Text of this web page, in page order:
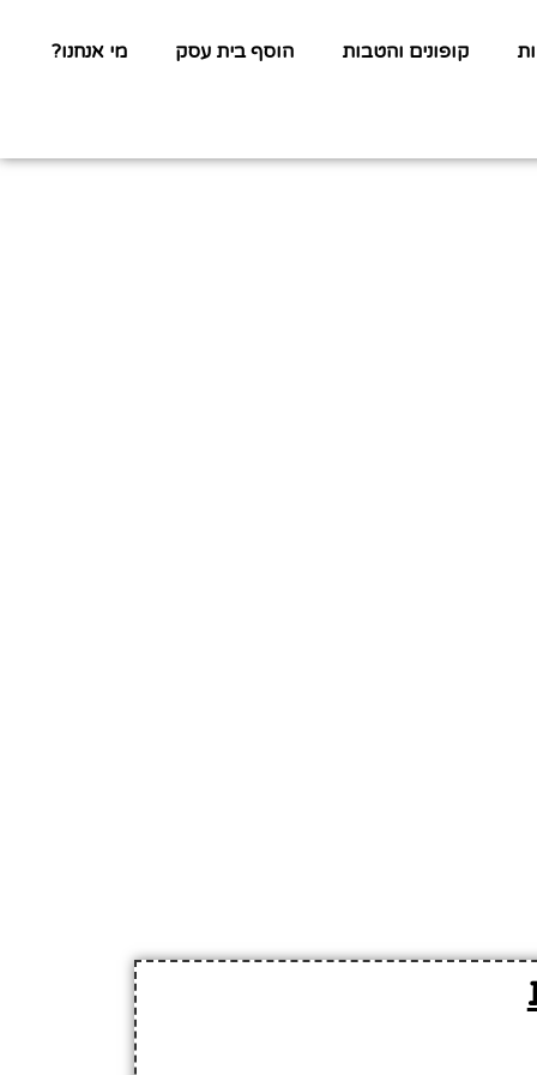
קופונים והטבות הוסף בית עסק מי אנחנו?